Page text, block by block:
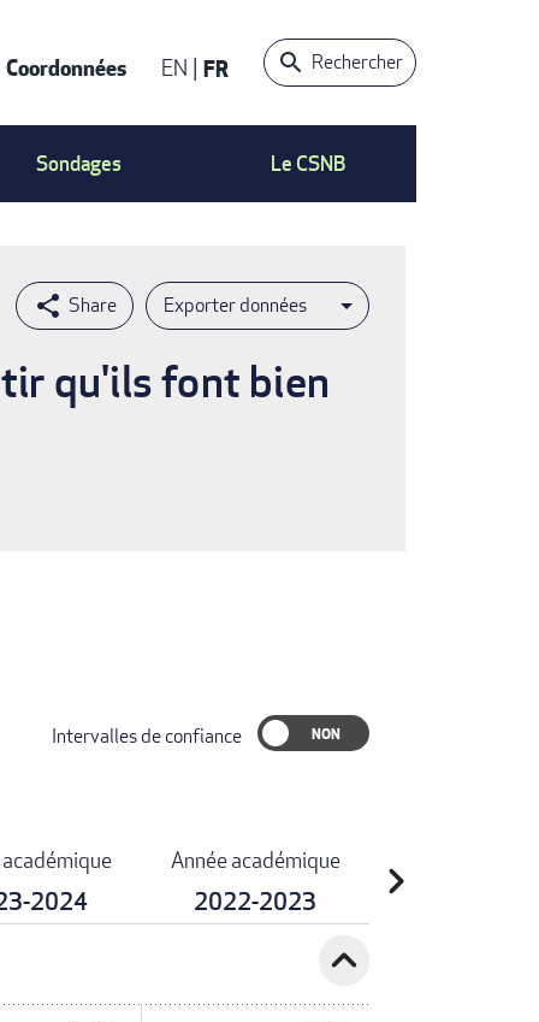
Coordonnées EN FR Rechercher
Sondages Le CSNB
Exporter données
qu'ils font bien
Intervalles de confiance
2024
Année académique
2022-2023 chevron_right
expand_less